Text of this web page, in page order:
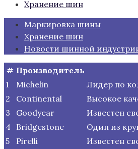
Хранение шин
Маркировка шины
Хранение шин
Новости шинной
# Производитель
1
Michelin
Лидер по
2
Continental
Высокое
3
Goodyear
Известен
4 Bridgestone
Один из
5
Pirelli
Известен